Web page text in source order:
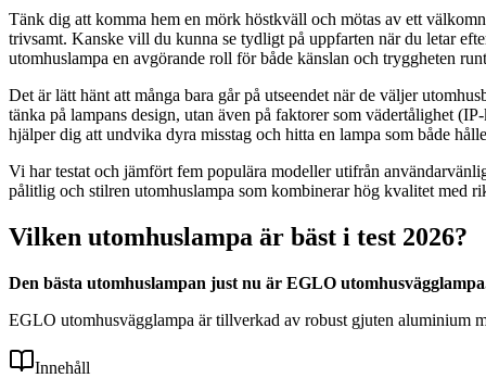
Tänk dig att komma hem en mörk höstkväll och mötas av ett
trivsamt. Kanske vill du kunna se tydligt på uppfarten när du letar
utomhuslampa en avgörande roll för både känslan och tryggheten
Det är lätt hänt att många bara går på utseendet när de väljer
tänka på lampans design, utan även på faktorer som vädertålighet
hjälper dig att undvika dyra misstag och hitta en lampa som både
Vi har testat och jämfört fem populära modeller utifrån
pålitlig och stilren utomhuslampa som kombinerar hög kvalitet med
Vilken utomhuslampa är bäst i test 2026?
Den bästa utomhuslampan just nu är EGLO
EGLO utomhusvägglampa är tillverkad av robust gjuten aluminium
Innehåll